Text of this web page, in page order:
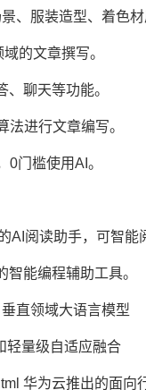
、服装造型、着色材
的文章撰写。
聊天等功能。
进行文章编写。
门槛使用AI。
AI阅读助手，可智
能编程辅助工具。
直领域大语言模型
轻量级自适应融合
华为云推出的面向